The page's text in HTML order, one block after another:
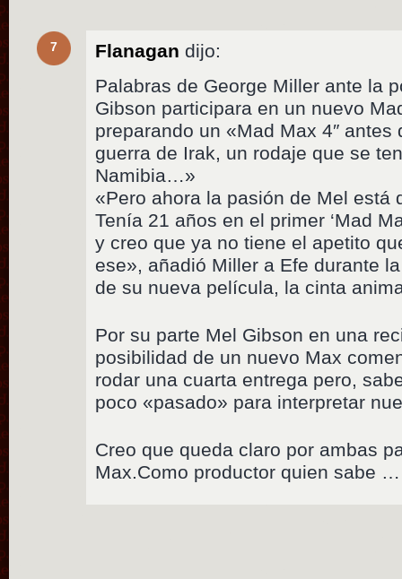
7 Flanagan dijo:
Palabras de George Miller ante la
Gibson participara en un nuevo
preparando un «Mad Max 4″
guerra de Irak, un rodaje que se
Namibia…»
«Pero ahora la pasión de Mel está
Tenía 21 años en el primer ‘Mad
y creo que ya no tiene el apetito
ese», añadió Miller a Efe durante
de su nueva película, la cinta
Por su parte Mel Gibson en una
posibilidad de un nuevo Max
rodar una cuarta entrega pero,
poco «pasado» para interpretar
Creo que queda claro por ambas
Max.Como productor quien sabe …